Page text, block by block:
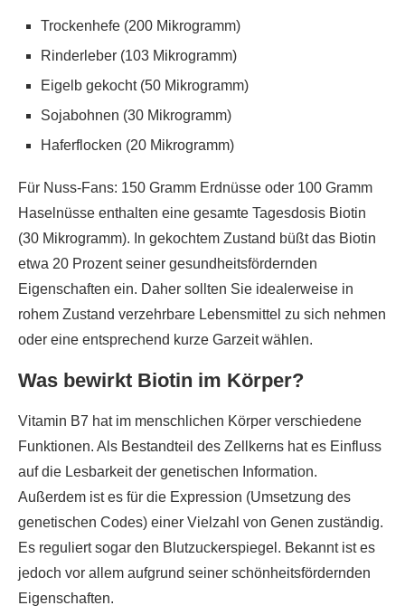
Trockenhefe (200 Mikrogramm)
Rinderleber (103 Mikrogramm)
Eigelb gekocht (50 Mikrogramm)
Sojabohnen (30 Mikrogramm)
Haferflocken (20 Mikrogramm)
Für Nuss-Fans: 150 Gramm Erdnüsse oder 100 Gramm
Haselnüsse enthalten eine gesamte Tagesdosis Biotin
(30 Mikrogramm). In gekochtem Zustand büßt das Biotin
etwa 20 Prozent seiner gesundheitsfördernden
Eigenschaften ein. Daher sollten Sie idealerweise in
rohem Zustand verzehrbare Lebensmittel zu sich nehmen
oder eine entsprechend kurze Garzeit wählen.
Was bewirkt Biotin im Körper?
Vitamin B7 hat im menschlichen Körper verschiedene
Funktionen. Als Bestandteil des Zellkerns hat es Einfluss
auf die Lesbarkeit der genetischen Information.
Außerdem ist es für die Expression (Umsetzung des
genetischen Codes) einer Vielzahl von Genen zuständig.
Es reguliert sogar den Blutzuckerspiegel. Bekannt ist es
jedoch vor allem aufgrund seiner schönheitsfördernden
Eigenschaften.